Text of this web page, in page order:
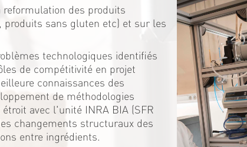
des produits
sans gluten etc) et sur les
technologiques identifiés
de compétitivité en projet
connaissances des
de méthodologies
avec l'unité INRA BIA (SFR
changements structuraux des
entre ingrédients.